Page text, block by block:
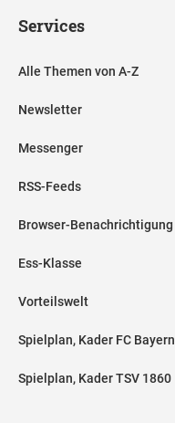
Services
Alle Themen von A-Z
Newsletter
Messenger
RSS-Feeds
Browser-Benachrichtigung
Ess-Klasse
Vorteilswelt
Spielplan, Kader FC Bayern
Spielplan, Kader TSV 1860